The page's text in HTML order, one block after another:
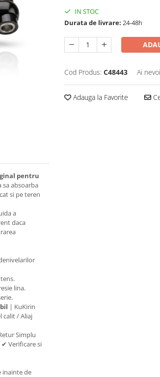
IN STOC
Durata de livrare: 24-48h
Cod Produs: C48443 Ai
Adauga la Favorite
pentru
sa absoarba
si pe teren
a
daca
lina.
| KuKirin
calit / Aliaj
Simplu
Verificare si
inainte de